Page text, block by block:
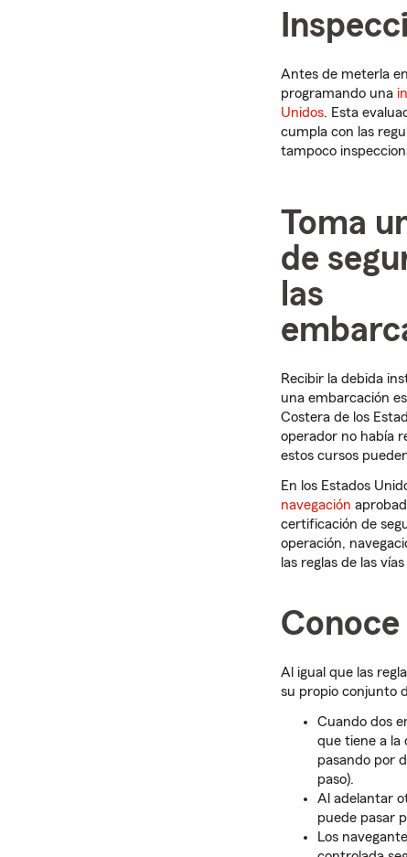
Antes de meterla
programando una
Unidos. Esta
cumpla con las
tampoco
Toma
de
las
Recibir la debida
una embarcación
Costera de los
operador no había
estos cursos
En los Estados
navegación
certificación de
operación,
las reglas de las
Conoce
Al igual que las
su propio conjunto
Cuando dos
que tiene a la
pasando por
paso).
Al adelantar
puede pasar
Los